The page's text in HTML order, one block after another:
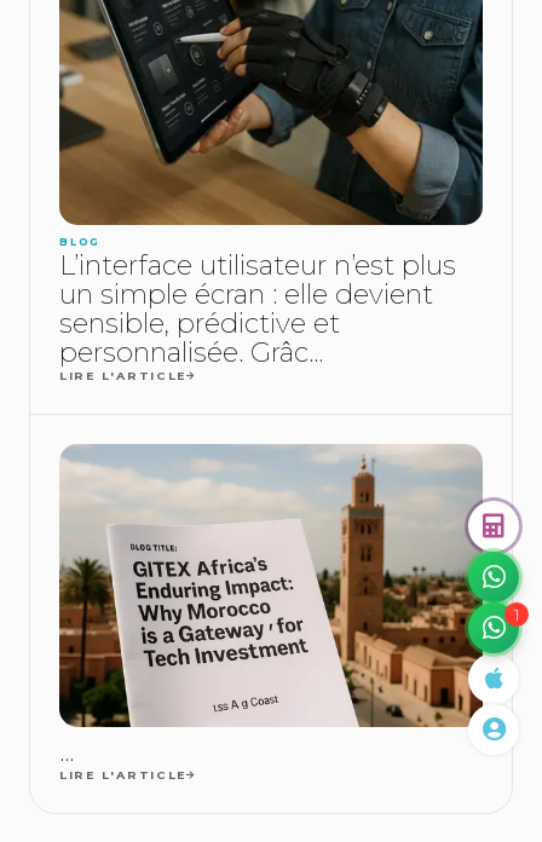
1
BLOG
L’interface utilisateur n’est plus
un simple écran : elle devient
sensible, prédictive et
personnalisée. Grâc...
LIRE L'ARTICLE
...
LIRE L'ARTICLE